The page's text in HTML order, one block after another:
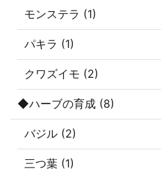
モンステラ (1)
パキラ (1)
クワズイモ (2)
◆ハーブの育成 (8)
バジル (2)
三つ葉 (1)